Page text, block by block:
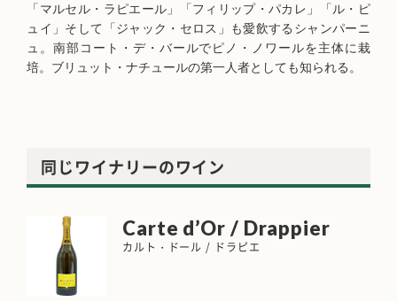
「マルセル・ラピエール」「フィリップ・パカレ」「ル・ピ
ュイ」そして「ジャック・セロス」も愛飲するシャンパーニ
ュ。南部コート・デ・バールでピノ・ノワールを主体に栽
培。ブリュット・ナチュールの第一人者としても知られる。
同じワイナリーのワイン
Carte d’Or / Drappier
カルト・ドール / ドラピエ